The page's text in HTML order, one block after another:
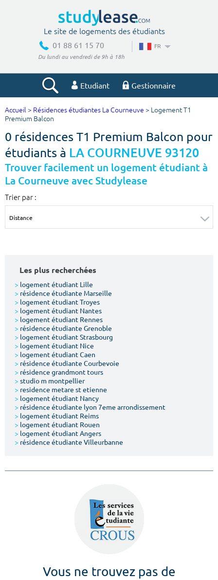
Le site de logements des étudiants
01 88 61 15 70
Du lundi au vendredi de 9h à 18h
FR
Etudiant Gestionnaire
Votre recherche
Ville, école
Budget min
€
Budget max
€
Surface min Surface max
Type de location
Votre date d'entrée
Chercher
Accueil > Résidences étudiantes La Courneuve > Logement T1
Premium Balcon
0 résidences T1 Premium Balcon pour
étudiants à LA COURNEUVE 93120
Trouver facilement un logement étudiant à
La Courneuve avec Studylease
Trier par :
Les plus recherchées
> logement étudiant Lille
> résidence étudiante Marseille
> logement étudiant Troyes
> logement étudiant Nantes
> logement étudiant Rennes
> résidence étudiante Grenoble
> logement étudiant Strasbourg
> logement étudiant Nice
> logement étudiant Caen
> résidence étudiante Courbevoie
> résidence grandmont tours
> studio m montpellier
> residence metare st etienne
> logement étudiant Nancy
> résidence étudiante lyon 7eme arrondissement
> logement étudiant Reims
> logement étudiant Rouen
> logement étudiant Angers
> résidence étudiante Villeurbanne
Vous ne trouvez pas de